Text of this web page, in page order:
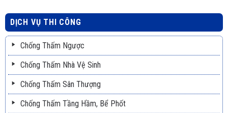
DỊCH VỤ THI CÔNG
Chống Thấm Ngược
Chống Thấm Nhà Vệ Sinh
Chống Thấm Sân Thượng
Chống Thấm Tầng Hầm, Bể Phốt